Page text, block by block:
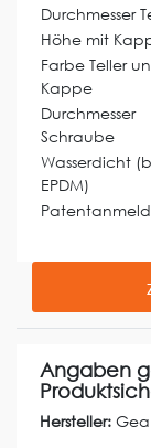
Durchmesser
Höhe mit
Farbe Teller
Kappe
Durchmesser
Schraube
Wasserdicht
EPDM)
Angaben
Hersteller: